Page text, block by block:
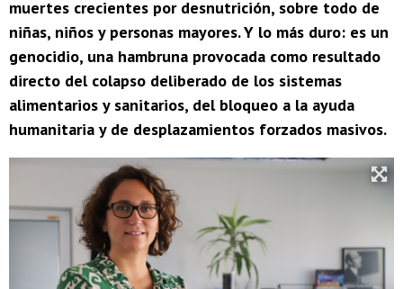
muertes crecientes por desnutrición, sobre todo de
niñas, niños y personas mayores. Y lo más duro: es un
genocidio, una hambruna provocada como resultado
directo del colapso deliberado de los sistemas
alimentarios y sanitarios, del bloqueo a la ayuda
humanitaria y de desplazamientos forzados masivos.